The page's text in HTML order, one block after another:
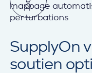
mappage
perturbations
SupplyOn
soutien